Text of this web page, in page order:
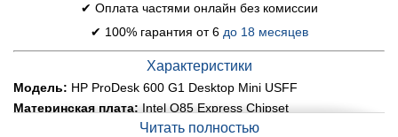
✔ Оплата частями онлайн без комиссии
✔ 100% гарантия от 6 до 18 месяцев
Характеристики
Модель: HP ProDesk 600 G1 Desktop Mini USFF
Материнская плата: Intel Q85 Express Chipset
Intel Core i3-4130T (2 (4) ядра по 2.9 GHz), 3 MB
Читать полностью